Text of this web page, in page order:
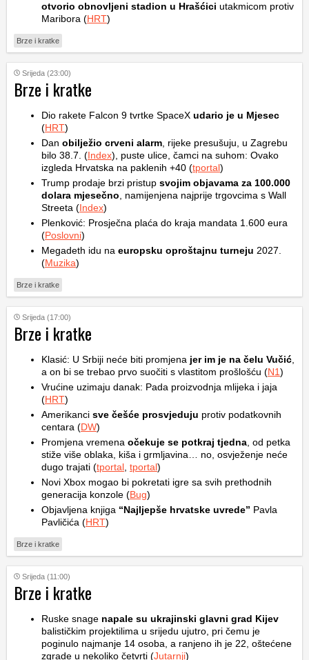
otvorio obnovljeni stadion u Hrašćici utakmicom protiv
Maribora (HRT)
Brze i kratke
Srijeda (23:00)
Brze i kratke
Dio rakete Falcon 9 tvrtke SpaceX udario je u Mjesec
(HRT)
Dan obilježio crveni alarm , rijeke presušuju, u Zagrebu
bilo 38.7. (Index), puste ulice, čamci na suhom: Ovako
izgleda Hrvatska na paklenih +40 (tportal)
Trump prodaje brzi pristup svojim objavama za 100.000
dolara mjesečno , namijenjena najprije trgovcima s Wall
Streeta (Index)
Plenković: Prosječna plaća do kraja mandata 1.600 eura
(Poslovni)
Megadeth idu na europsku oproštajnu turneju 2027.
(Muzika)
Brze i kratke
Srijeda (17:00)
Brze i kratke
Klasić: U Srbiji neće biti promjena jer im je na čelu Vučić
a on bi se trebao prvo suočiti s vlastitom prošlošću (N1)
Vrućine uzimaju danak: Pada proizvodnja mlijeka i jaja
(HRT)
Amerikanci sve češće prosvjeduju protiv podatkovnih
centara (DW)
Promjena vremena očekuje se potkraj tjedna , od petka
stiže više oblaka, kiša i grmljavina… no, osvježenje neće
dugo trajati (tportal tportal)
Novi Xbox mogao bi pokretati igre sa svih prethodnih
generacija konzole (Bug)
Objavljena knjiga “Najljepše hrvatske uvrede” Pavla
Pavličića (HRT)
Brze i kratke
Srijeda (11:00)
Brze i kratke
Ruske snage napale su ukrajinski glavni grad Kijev
balističkim projektilima u srijedu ujutro, pri čemu je
poginulo najmanje 14 osoba, a ranjeno ih je 22, oštećene
zgrade u nekoliko četvrti (Jutarnji)